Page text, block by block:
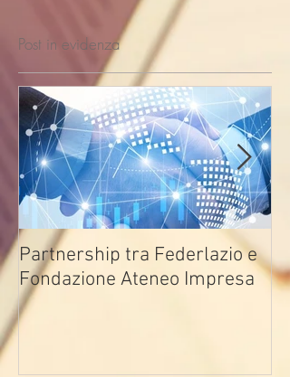
Post in evidenza
Partnership tra Federlazio e
Fondazione Ateneo Impresa